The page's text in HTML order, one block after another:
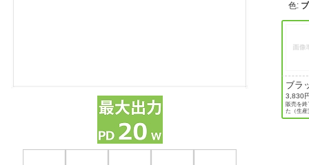
色:
ブラ
3,830
販売を
た（生産